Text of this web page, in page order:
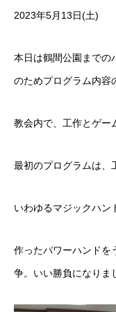
2023年5月13日(土)
本日は鶴間公園までの
のためプログラム内容
教会内で、工作とゲー
最初のプログラムは、
いわゆるマジックハン
作ったパワーハンドを
争。いい勝負になりま